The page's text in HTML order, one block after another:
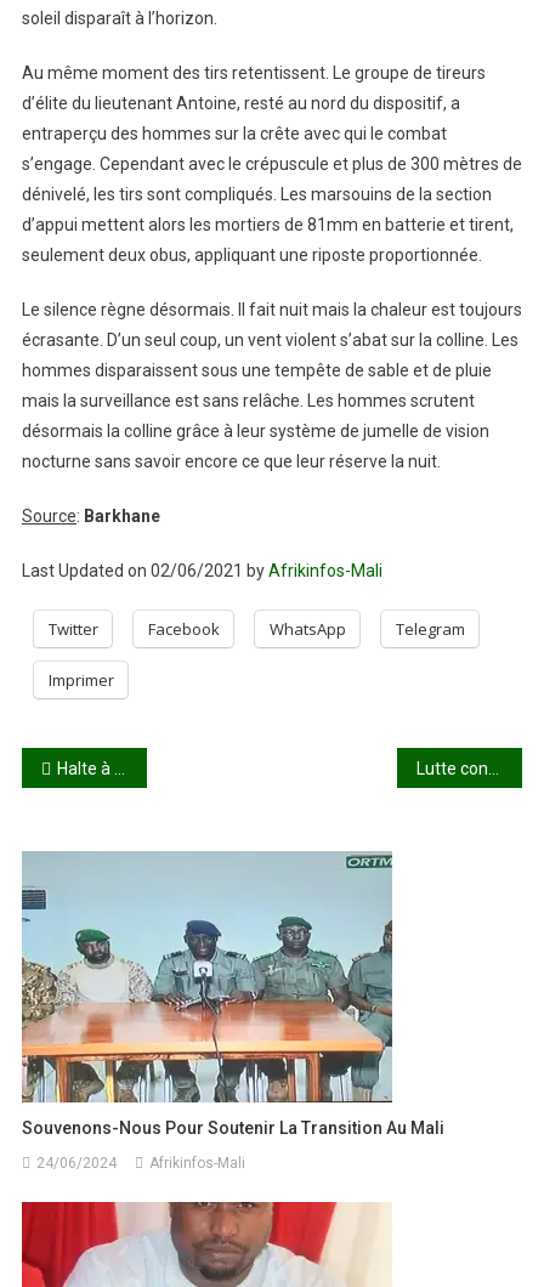
soleil disparaît à l’horizon.
Au même moment des tirs retentissent. Le groupe de tireurs
d’élite du lieutenant Antoine, resté au nord du dispositif, a
entraperçu des hommes sur la crête avec qui le combat
s’engage. Cependant avec le crépuscule et plus de 300 mètres de
dénivelé, les tirs sont compliqués. Les marsouins de la section
d’appui mettent alors les mortiers de 81mm en batterie et tirent,
seulement deux obus, appliquant une riposte proportionnée.
Le silence règne désormais. Il fait nuit mais la chaleur est toujours
écrasante. D’un seul coup, un vent violent s’abat sur la colline. Les
hommes disparaissent sous une tempête de sable et de pluie
mais la surveillance est sans relâche. Les hommes scrutent
désormais la colline grâce à leur système de jumelle de vision
nocturne sans savoir encore ce que leur réserve la nuit.
Source: Barkhane
Last Updated on 02/06/2021 byAfrikinfos-Mali
Twitter Facebook WhatsApp Telegram
Imprimer
Navigation
l’article
Halte à la diabolisation !
Souvenons-Nous Pour Soutenir La Transition Au Mali
24/06/2024 Afrikinfos-Mali